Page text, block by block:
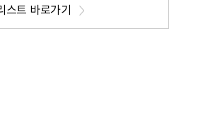
스트 바로가기